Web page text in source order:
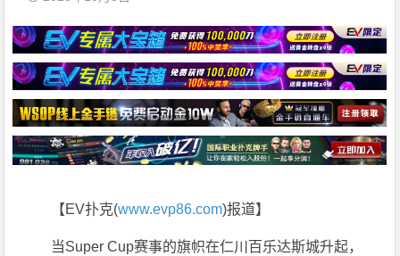
【EV扑克(www.evp86.com)报道】
当Super Cup赛事的旗帜在仁川百乐达斯城升起，